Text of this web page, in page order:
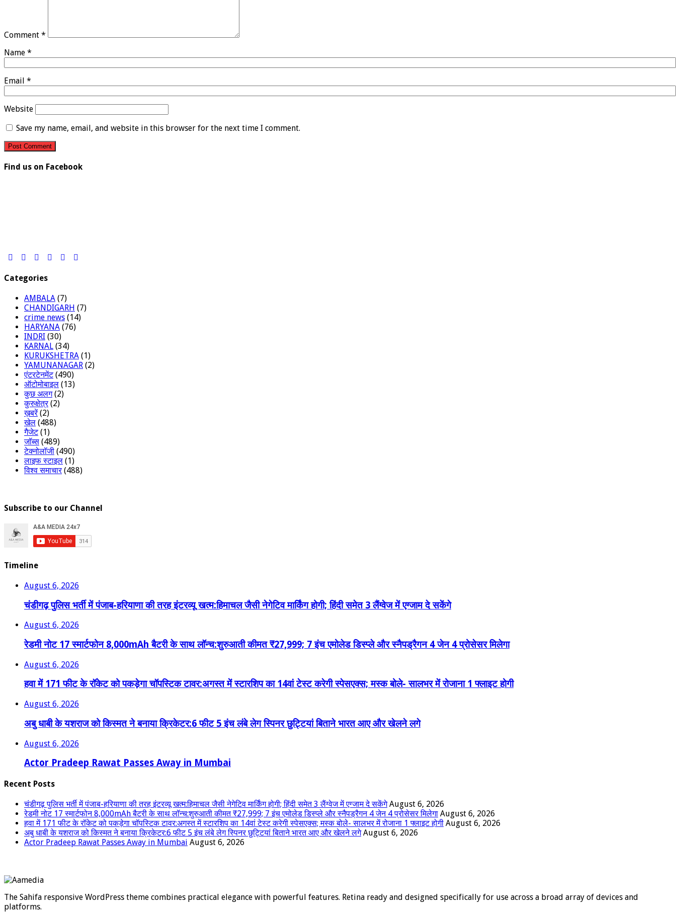
Comment *
Name *
Email *
Website
Save my name, email, and website in this browser for the next time I comment.
Find us on Facebook
Categories
AMBALA (7)
CHANDIGARH (7)
crime news (14)
HARYANA (76)
INDRI (30)
KARNAL (34)
KURUKSHETRA (1)
YAMUNANAGAR (2)
एंटरटेनमेंट(490)
ऑटोमोबाइल (13)
कुछ अलग(2)
कुरुक्षेत्र(2)
ख़बरें(2)
खेल (488)
गैजेट(1)
जॉब्स (489)
टेक्नोलॉजी (490)
लाइफ स्टाइल (1)
विश्व समाचार(488)
Subscribe to our Channel
Timeline
August 6, 2026
चंडीगढ़ पुलिस भर्ती में पंजाब-हरियाणा की तरह इंटरव्यू खत्म:हिमाचल जैसी नेगेटिव मार्किंग होगी; हिंदी समेत 3 लैंग्वेज में एग्जाम दे सकेंगे
August 6, 2026
रेडमी नोट 17 स्मार्टफोन 8,000mAh बैटरी के साथ लॉन्च:शुरुआती कीमत ₹27,999; 7 इंच एमोलेड डिस्प्ले और स्नैपड्रैगन 4 जेन 4 प्रोसेसर मिलेगा
August 6, 2026
हवा में 171 फीट के रॉकेट को पकड़ेगा चॉपस्टिक टावर:अगस्त में स्टारशिप का 14वां टेस्ट करेगी स्पेसएक्स; मस्क बोले- सालभर में रोजाना 1 फ्लाइट होगी
August 6, 2026
अबु धाबी के यशराज को किस्मत ने बनाया क्रिकेटर:6 फीट 5 इंच लंबे लेग स्पिनर छुट्टियां बिताने भारत आए और खेलने लगे
August 6, 2026
Actor Pradeep Rawat Passes Away in Mumbai
Recent Posts
चंडीगढ़ पुलिस भर्ती में पंजाब-हरियाणा की तरह इंटरव्यू खत्म:हिमाचल जैसी नेगेटिव मार्किंग होगी; हिंदी समेत 3 लैंग्वेज में एग्जाम दे सकेंगे August 6, 2026
रेडमी नोट 17 स्मार्टफोन 8,000mAh बैटरी के साथ लॉन्च:शुरुआती कीमत ₹27,999; 7 इंच एमोलेड डिस्प्ले और स्नैपड्रैगन 4 जेन 4 प्रोसेसर मिलेगा August 6, 2026
हवा में 171 फीट के रॉकेट को पकड़ेगा चॉपस्टिक टावर:अगस्त में स्टारशिप का 14वां टेस्ट करेगी स्पेसएक्स; मस्क बोले- सालभर में रोजाना 1 फ्लाइट होगी August 6, 2026
अबु धाबी के यशराज को किस्मत ने बनाया क्रिकेटर:6 फीट 5 इंच लंबे लेग स्पिनर छुट्टियां बिताने भारत आए और खेलने लगे August 6, 2026
Actor Pradeep Rawat Passes Away in Mumbai August 6, 2026
The Sahifa responsive WordPress theme combines practical elegance with powerful features. Retina ready and designed specifically for use across a broad array of devices and
platforms.